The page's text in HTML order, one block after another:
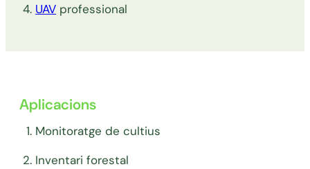
UAV professional
Aplicacions
Monitoratge de cultius
Inventari forestal